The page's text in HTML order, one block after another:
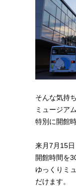
そんな気持
ミュージア
特別に開館
来月7月15
開館時間を
ゆっくりミ
だけます。